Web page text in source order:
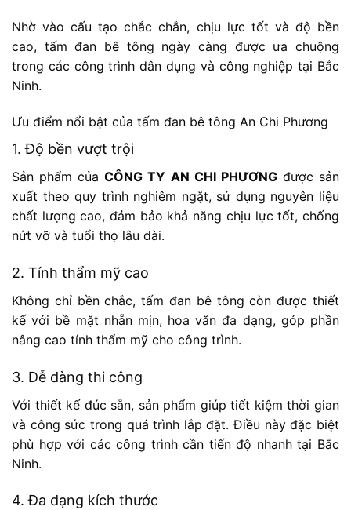
Nhờ vào cấu tạo chắc chắn, chịu lực tốt và độ bền
cao, tấm đan bê tông ngày càng được ưa chuộng
trong các công trình dân dụng và công nghiệp tại Bắc
Ninh.
Ưu điểm nổi bật của tấm đan bê tông An Chi Phương
1. Độ bền vượt trội
Sản phẩm củaCÔNG TY AN CHI PHƯƠNGđược sản
xuất theo quy trình nghiêm ngặt, sử dụng nguyên liệu
chất lượng cao, đảm bảo khả năng chịu lực tốt, chống
nứt vỡ và tuổi thọ lâu dài.
2. Tính thẩm mỹ cao
Không chỉ bền chắc, tấm đan bê tông còn được thiết
kế với bề mặt nhẵn mịn, hoa văn đa dạng, góp phần
nâng cao tính thẩm mỹ cho công trình.
3. Dễ dàng thi công
Với thiết kế đúc sẵn, sản phẩm giúp tiết kiệm thời gian
và công sức trong quá trình lắp đặt. Điều này đặc biệt
phù hợp với các công trình cần tiến độ nhanh tại Bắc
Ninh.
4. Đa dạng kích thước